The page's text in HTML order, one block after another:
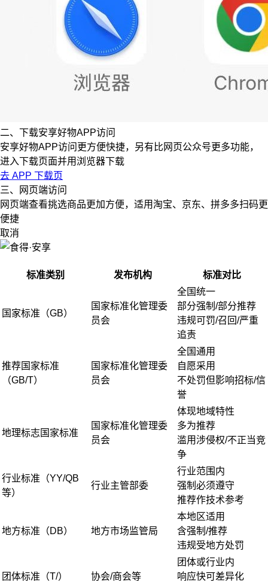
二、下载安享好物APP访问
安享好物APP访问更方便快捷，另有比网页公众号更多功能，
进入下载页面并用浏览器下载
去 APP 下载页
三、网页端访问
网页端查看挑选商品更加方便，适用淘宝、京东、拼多多扫码更
便捷
取消
标准类别 发布机构 标准对比
国家标准（GB）
国家标准化管理委
员会
全国统一
部分强制/部分推荐
违规可罚/召回/严重
追责
推荐国家标准
（GB/T）
国家标准化管理委
员会
全国通用
自愿采用
不处罚但影响招标/信
誉
地理标志国家标准
国家标准化管理委
员会
体现地域特性
多为推荐
滥用涉侵权/不正当竞
争
行业标准（YY/QB
等）
行业主管部委
行业范围内
强制必须遵守
推荐作技术参考
地方标准（DB） 地方市场监管局
本地区适用
含强制/推荐
违规受地方处罚
团体标准（T/） 协会/商会等
团体或行业内
响应快可差异化